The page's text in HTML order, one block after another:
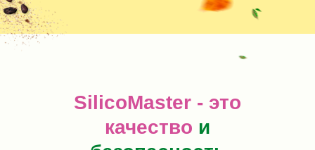
SilicoMaster - это
качество и